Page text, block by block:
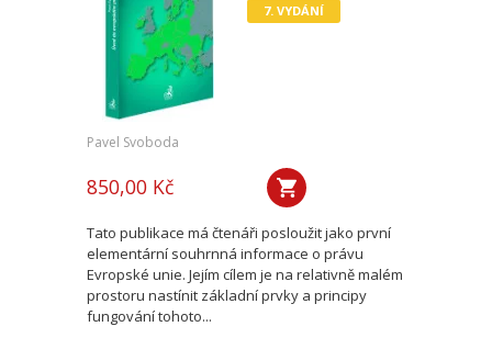
7. VYDÁNÍ
Pavel Svoboda
850,00 Kč
Tato publikace má čtenáři posloužit jako první
elementární souhrnná informace o právu
Evropské unie. Jejím cílem je na relativně malém
prostoru nastínit základní prvky a principy
fungování tohoto...